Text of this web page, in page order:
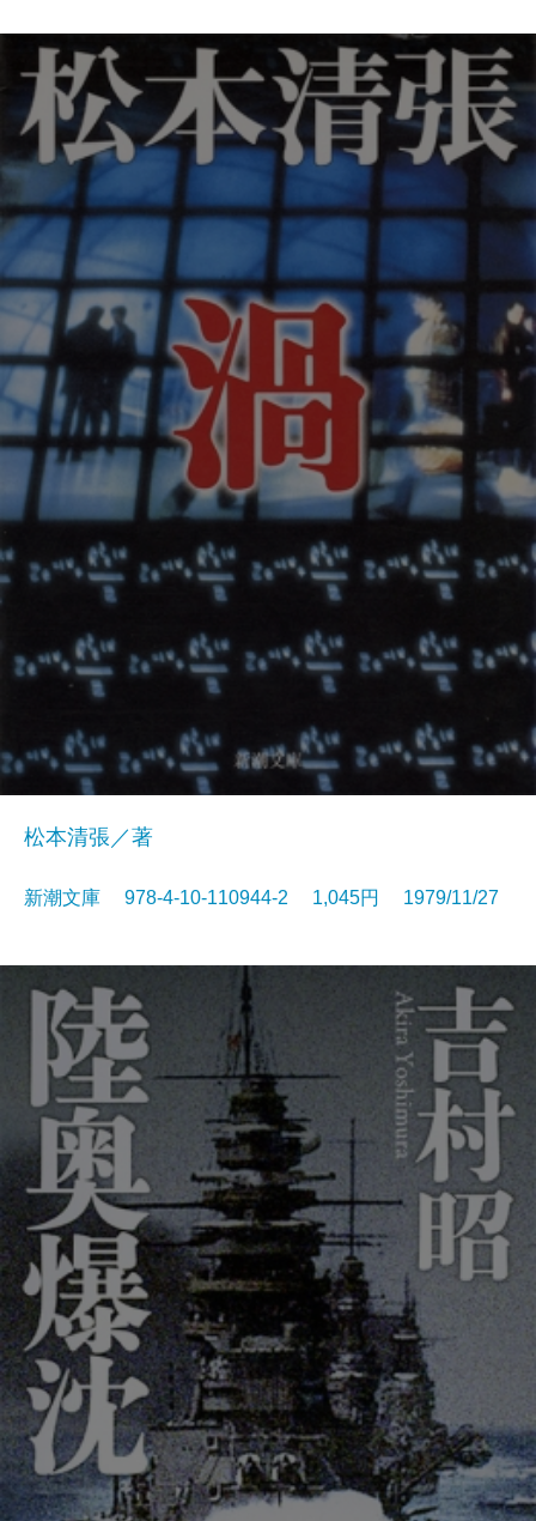
松本清張／著
新潮文庫 978-4-10-110944-2 1,045円 1979/11/27